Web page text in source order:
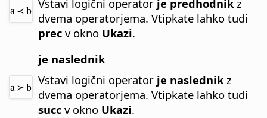
Vstavi logični operator je predhodnik z
dvema operatorjema. Vtipkate lahko tudi
prec v okno Ukazi.
je naslednik
Vstavi logični operator je naslednikz
dvema operatorjema. Vtipkate lahko tudi
succ v okno Ukazi.